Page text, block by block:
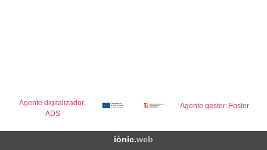
Agente digitalizador:
ADS
Agente gestor: Foster
iònic.web